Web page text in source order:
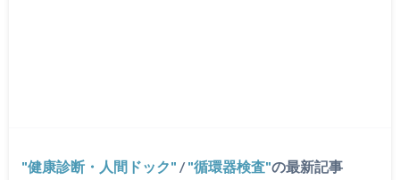
健康診断・人間ドック / 循環器検査 の最新記事